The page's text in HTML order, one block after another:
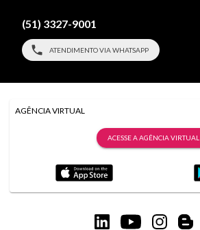
(51) 3327-9001
ATENDIMENTO VIA WHATSAPP
AGÊNCIA VIRTUAL
ACESSE A AGÊNCIA VIRTUAL